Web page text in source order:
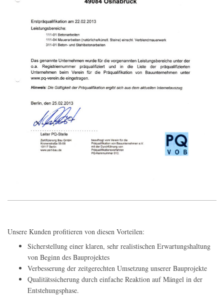
Unsere Kunden profitieren von diesen Vorteilen:
Sicherstellung einer klaren, sehr realistischen Erwartungshaltung
von Beginn des Bauprojektes
Verbesserung der zeitgerechten Umsetzung unserer Bauprojekte
Qualitätssicherung durch einfache Reaktion auf Mängel in der
Entstehungsphase.